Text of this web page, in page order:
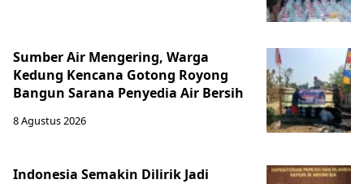
Sumber Air Mengering, Warga
Kedung Kencana Gotong Royong
Bangun Sarana Penyedia Air Bersih
8 Agustus 2026
Indonesia Semakin Dilirik Jadi